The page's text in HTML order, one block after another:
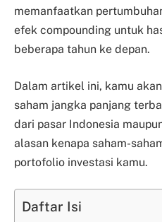
memanfaatkan
efek compounding untuk
beberapa tahun ke depan.
Dalam artikel ini, kamu
saham jangka panjang
dari pasar Indonesia
alasan kenapa saham-
portofolio investasi kamu.
Daftar Isi